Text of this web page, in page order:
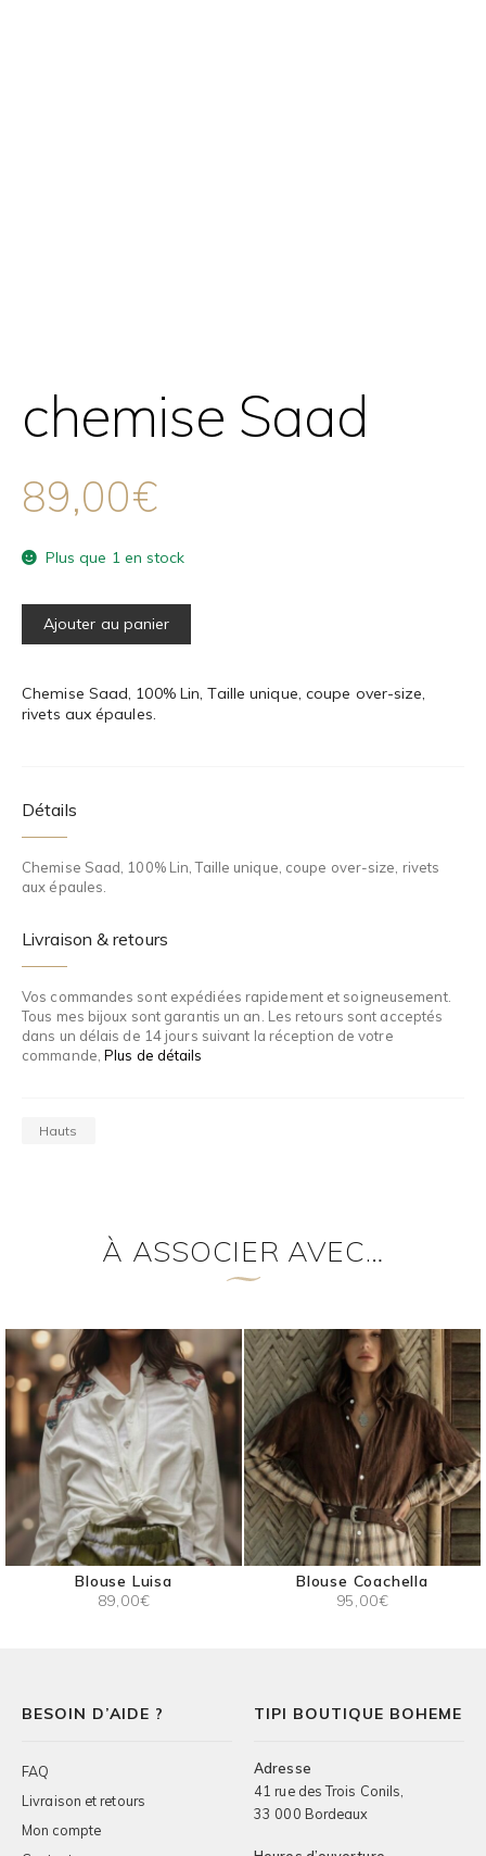
chemise Saad
89,00€
Plus que 1 en stock
Ajouter au panier
Chemise Saad, 100% Lin, Taille unique, coupe over-size,
rivets aux épaules.
Détails
Chemise Saad, 100% Lin, Taille unique, coupe over-size, rivets
aux épaules.
Livraison & retours
Vos commandes sont expédiées rapidement et soigneusement.
Tous mes bijoux sont garantis un an. Les retours sont acceptés
dans un délais de 14 jours suivant la réception de votre
commande, Plus de détails
Hauts
À ASSOCIER AVEC…
Blouse Luisa
89,00€
Blouse Coachella
95,00€
BESOIN D’AIDE ?
FAQ
Livraison et retours
Mon compte
TIPI BOUTIQUE BOHEME
Adresse
41 rue des Trois Conils,
33 000 Bordeaux